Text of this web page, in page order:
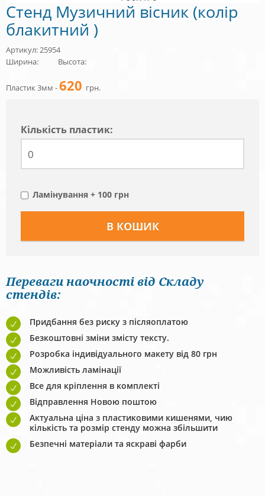
Стенд Музичний вісник (колір
блакитний )
Артикул: 25954
Ширина:
Высота:
Пластик 3мм -620 грн.
Кiлькiсть пластик:
Ламінування + 100 грн
Переваги наочності від Складу
стендів:
Придбання без риску з післяоплатою
Безкоштовні зміни змісту тексту.
Розробка індивідуального макету від 80 грн
Можливість ламінації
Все для кріплення в комплекті
Відправлення Новою поштою
Актуальна ціна з пластиковими кишенями, чию
кількість та розмір стенду можна збільшити
Безпечні матеріали та яскраві фарби